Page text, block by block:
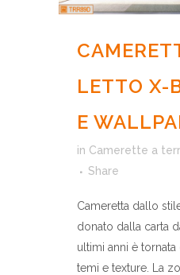
LETTO X-
E
in Camerette a
Share
Cameretta dallo
donato dalla carta
ultimi anni è
temi e texture. La